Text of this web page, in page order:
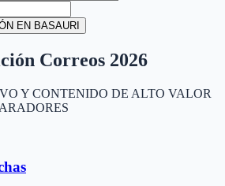
EN BASAURI
Correos 2026
Y CONTENIDO DE ALTO VALOR